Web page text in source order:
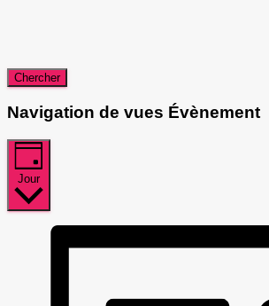
Chercher
Navigation de vues Évènement
Jour